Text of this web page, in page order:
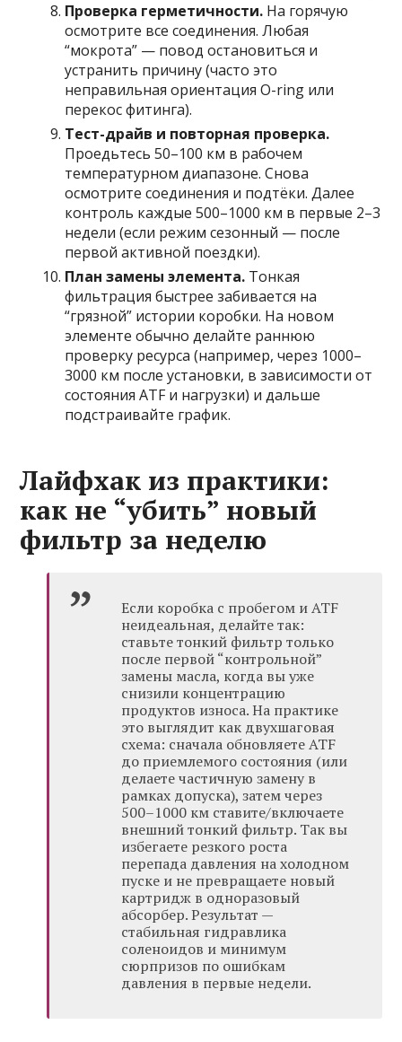
Проверка герметичности. На горячую
осмотрите все соединения. Любая
“мокрота” — повод остановиться и
устранить причину (часто это
неправильная ориентация O-ring или
перекос фитинга).
Тест-драйв и повторная проверка.
Проедьтесь 50–100 км в рабочем
температурном диапазоне. Снова
осмотрите соединения и подтёки. Далее
контроль каждые 500–1000 км в первые 2–3
недели (если режим сезонный — после
первой активной поездки).
План замены элемента. Тонкая
фильтрация быстрее забивается на
“грязной” истории коробки. На новом
элементе обычно делайте раннюю
проверку ресурса (например, через 1000–
3000 км после установки, в зависимости от
состояния ATF и нагрузки) и дальше
подстраивайте график.
Лайфхак из практики:
как не “убить” новый
фильтр за неделю
Если коробка с пробегом и ATF
неидеальная, делайте так:
ставьте тонкий фильтр только
после первой “контрольной”
замены масла, когда вы уже
снизили концентрацию
продуктов износа. На практике
это выглядит как двухшаговая
схема: сначала обновляете ATF
до приемлемого состояния (или
делаете частичную замену в
рамках допуска), затем через
500–1000 км ставите/включаете
внешний тонкий фильтр. Так вы
избегаете резкого роста
перепада давления на холодном
пуске и не превращаете новый
картридж в одноразовый
абсорбер. Результат —
стабильная гидравлика
соленоидов и минимум
сюрпризов по ошибкам
давления в первые недели.